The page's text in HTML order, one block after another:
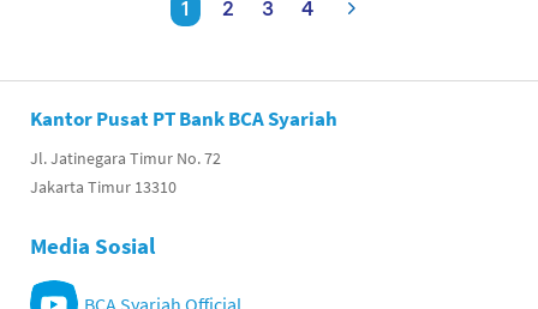
1 2 3 4
Kantor Pusat PT Bank BCA Syariah
Jl. Jatinegara Timur No. 72
Jakarta Timur 13310
Media Sosial
BCA Syariah Official